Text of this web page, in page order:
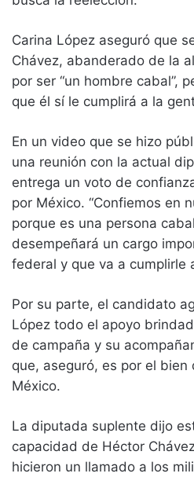
Carina López aseguró que
Chávez, abanderado de la
por ser “un hombre cabal”,
que él sí le cumplirá a la
En un video que se hizo
una reunión con la actual
entrega un voto de
por México. “Confiemos en
porque es una persona
desempeñará un cargo
federal y que va a cumplirle
Por su parte, el candidato
López todo el apoyo
de campaña y su
que, aseguró, es por el bien
México.
La diputada suplente dijo
capacidad de Héctor
hicieron un llamado a los